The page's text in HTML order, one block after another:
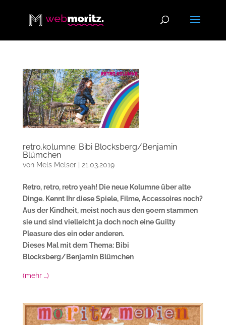
retro.kolumne: Bibi Blocksberg/Benjamin
Blümchen
von Mels Melser| 21.03.2019
Retro, retro, retro yeah! Die neue Kolumne über alte
Dinge. Kennt Ihr diese Spiele, Filme, Accessoires noch?
Aus der Kindheit, meist noch aus den 90ern stammen
sie und sind vielleicht ja doch noch eine Guilty
Pleasure des ein oder anderen.
Dieses Mal mit dem Thema: Bibi
Blocksberg/Benjamin Blümchen
(mehr …)